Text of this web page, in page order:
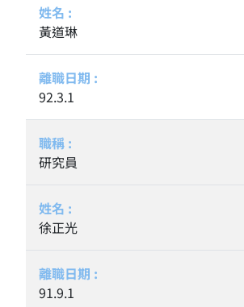
黃道琳
92.3.1
研究員
徐正光
91.9.1